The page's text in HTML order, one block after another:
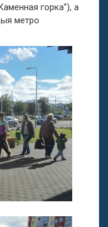
горка”), а
метро